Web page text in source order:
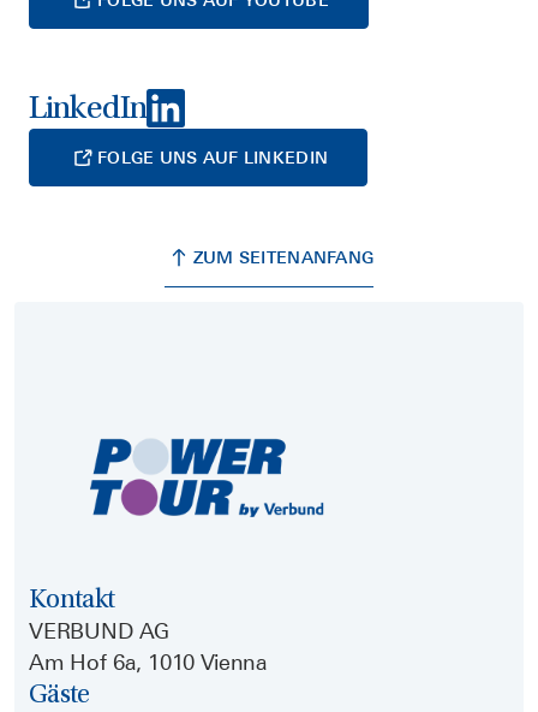
LinkedIn
FOLGE UNS AUF LINKEDIN
ZUM SEITENANFANG
Kontakt
VERBUND AG
Am Hof 6a, 1010 Vienna
Gäste